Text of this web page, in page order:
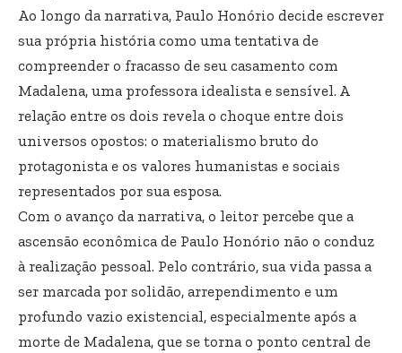
Ao longo da narrativa, Paulo Honório decide escrever
sua própria história como uma tentativa de
compreender o fracasso de seu casamento com
Madalena, uma professora idealista e sensível. A
relação entre os dois revela o choque entre dois
universos opostos: o materialismo bruto do
protagonista e os valores humanistas e sociais
representados por sua esposa.
Com o avanço da narrativa, o leitor percebe que a
ascensão econômica de Paulo Honório não o conduz
à realização pessoal. Pelo contrário, sua vida passa a
ser marcada por solidão, arrependimento e um
profundo vazio existencial, especialmente após a
morte de Madalena, que se torna o ponto central de